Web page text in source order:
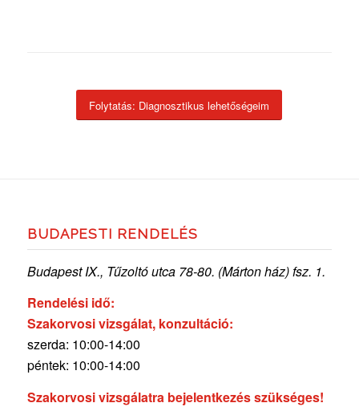
Folytatás: Diagnosztikus lehetőségeim
BUDAPESTI RENDELÉS
Budapest IX., Tűzoltó utca 78-80. (Márton ház) fsz. 1.
Rendelési idő:
Szakorvosi vizsgálat, konzultáció:
szerda: 10:00-14:00
péntek: 10:00-14:00
Szakorvosi vizsgálatra bejelentkezés szükséges!